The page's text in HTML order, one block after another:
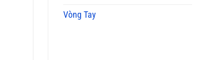
Vòng Tay